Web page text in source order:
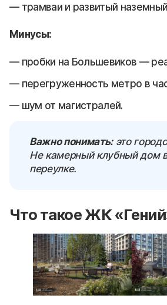
трамваи и развитый
Минусы:
пробки на Большевиков —
перегруженность метро в
шум от магистралей.
Важно понимать:это
Не камерный клубный дом
переулке.
Что такое ЖК